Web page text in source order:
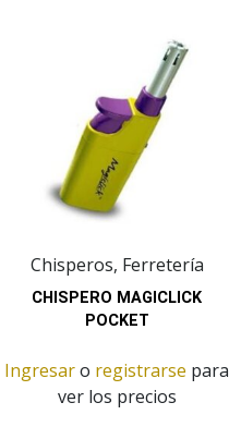
Chisperos, Ferretería
CHISPERO MAGICLICK
POCKET
Ingresaro registrarse para
ver los precios